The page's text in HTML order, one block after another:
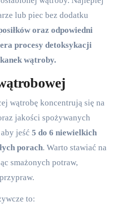
lub piec bez dodatku
oraz odpowiedni
procesy detoksykacji
wątroby.
wątrobę koncentrują się na
jakości spożywanych
jeść 5 do 6 niewielkich
porach. Warto stawiać na
smażonych potraw,
to: